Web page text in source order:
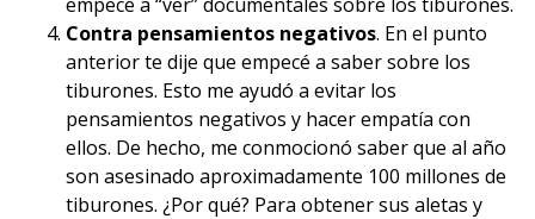
Contra pensamientos negativos. En el punto
anterior te dije que empecé a saber sobre los
tiburones. Esto me ayudó a evitar los
pensamientos negativos y hacer empatía con
ellos. De hecho, me conmocionó saber que al año
son asesinado aproximadamente 100 millones de
tiburones. ¿Por qué? Para obtener sus aletas y